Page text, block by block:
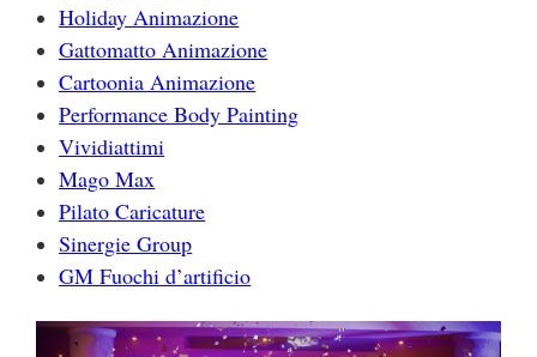
Holiday Animazione
Gattomatto Animazione
Cartoonia Animazione
Performance Body Painting
Vividiattimi
Mago Max
Pilato Caricature
Sinergie Group
GM Fuochi d’artificio